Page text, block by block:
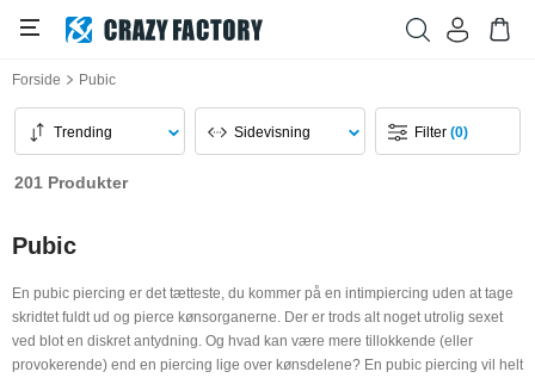
Forside Pubic
Trending Sidevisning Filter(0)
201 Produkter
Pubic
En pubic piercing er det tætteste, du kommer på en intimpiercing uden at tage
skridtet fuldt ud og pierce kønsorganerne. Der er trods alt noget utrolig sexet
ved blot en diskret antydning. Og hvad kan være mere tillokkende (eller
provokerende) end en piercing lige over kønsdelene? En pubic piercing vil helt